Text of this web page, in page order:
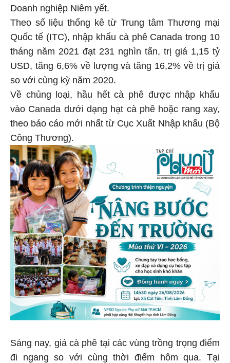
Doanh nghiệp Niêm yết.
Theo số liệu thống kê từ Trung tâm Thương mại
Quốc tế (ITC), nhập khẩu cà phê Canada trong 10
tháng năm 2021 đạt 231 nghìn tấn, trị giá 1,15 tỷ
USD, tăng 6,6% về lượng và tăng 16,2% về trị giá
so với cùng kỳ năm 2020.
Về chủng loại, hầu hết cà phê được nhập khẩu
vào Canada dưới dạng hạt cà phê hoặc rang xay,
theo báo cáo mới nhất từ Cục Xuất Nhập khẩu (Bộ
Công Thương).
Sáng nay, giá cà phê tại các vùng trồng trọng điểm
đi ngang so với cùng thời điểm hôm qua. Tại